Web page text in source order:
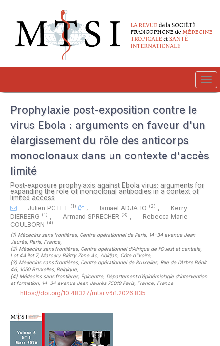
##plugins.themes.novelty.accessible_menu.main_navigation##
##plugins.themes.novelty.accessible_menu.main_content##
##plugins.themes.novelty.accessible_menu.sidebar##
Prophylaxie post-exposition contre le
virus Ebola : arguments en faveur d'un
élargissement du rôle des anticorps
monoclonaux dans un contexte d'accès
limité
Post-exposure prophylaxis against Ebola virus: arguments for
expanding the role of monoclonal antibodies in a context of
limited access
Julien POTET (1) , Ismael ADJAHO (2) ,
Kerry
DIERBERG (1) , Armand SPRECHER (3) ,
Rebecca Marie
COULBORN (4)
(1) Médecins sans frontières, Centre opérationnel de Paris, 14-34 avenue Jean
Jaurès, Paris, France,
(2) Médecins sans frontières, Centre opérationnel d’Afrique de l’Ouest et centrale,
Lot 44 îlot 7, Marcory Biétry Zone 4c, Abidjan, Côte d'Ivoire,
(3) Médecins sans frontières, Centre opérationnel de Bruxelles, Rue de l'Arbre Bénit
46, 1050 Bruxelles, Belgique,
(4) Médecins sans frontières, Épicentre, Département d’épidémiologie d’intervention
et formation, 14-34 avenue Jean Jaurès 75019 Paris, France, France
https://doi.org/10.48327/mtsi.v6i1.2026.835